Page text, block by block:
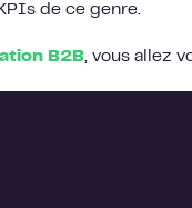
de ce genre.
B2B, vous allez